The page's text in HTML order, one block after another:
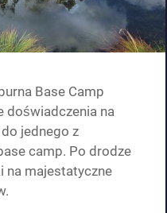
Base Camp
doświadczenia na
jednego z
camp. Po drodze
na majestatyczne